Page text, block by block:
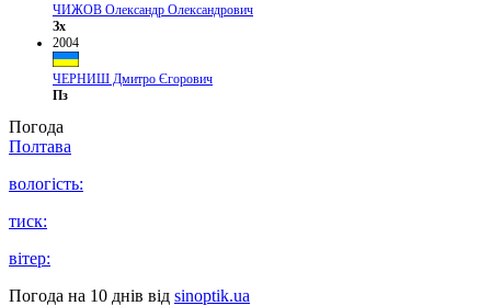
ЧИЖОВ Олександр Олександрович
Зх
2004
ЧЕРНИШ Дмитро Єгорович
Пз
Погода
Полтава
вологість:
тиск:
вітер:
Погода на 10 днів від sinoptik.ua